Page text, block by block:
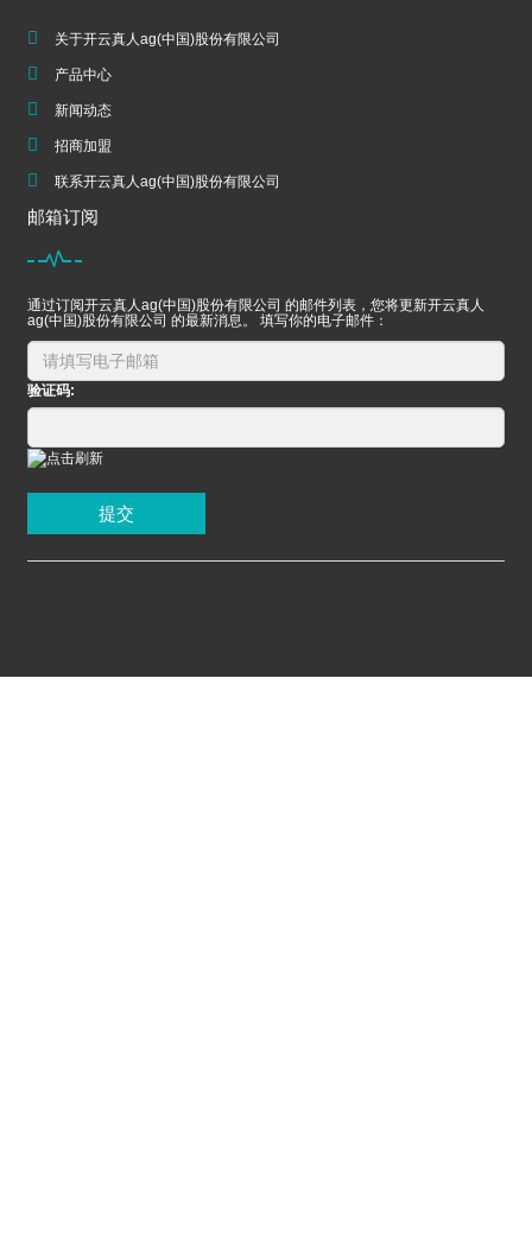
关于开云真人ag(中国)股份有限公司
产品中心
新闻动态
招商加盟
联系开云真人ag(中国)股份有限公司
邮箱订阅
通过订阅开云真人ag(中国)股份有限公司 的邮件列表，您将更新开云真人
ag(中国)股份有限公司 的最新消息。 填写你的电子邮件：
验证码:
提交